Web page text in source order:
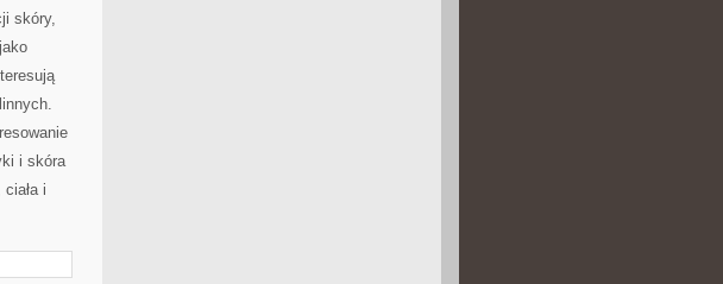
skóry,
i skóra
i